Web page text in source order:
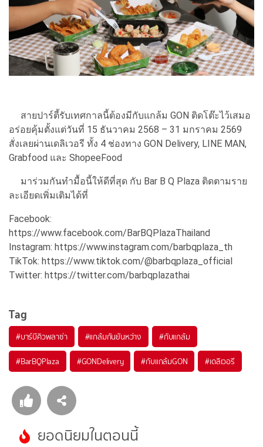
สายปาร์ตี้รับเทศกาลนี้ต้องมีกับแกล้ม GON ติดโต๊ะไว้เสมอ
อร่อยคุ้มตั้งแต่วันที่ 15 ธันวาคม 2568 – 31 มกราคม 2569
สั่งเลยผ่านเดลิเวอรี ทั้ง 4 ช่องทาง GON Delivery, LINE MAN,
Grabfood และ ShopeeFood
มาร่วมกันทำมื้อนี้ให้ดีที่สุด กับ Bar B Q Plaza ติดตามราย
ละเอียดเพิ่มเติมได้ที่
Facebook:
https://www.facebook.com/BarBQPlazaThailand
Instagram: https://www.instagram.com/barbqplaza_th
TikTok: https://www.tiktok.com/@barbqplaza_official
Twitter: https://twitter.com/barbqplazathai
Tag
#บาร์บีคิวพลาซ่า #แกล้มกันยันหว่าง #กับแกล้ม
#BarBQPlaza #GONDelivery #กับแกล้มGON #เดลิเวอรี
ยอดนิยมในตอนนี้